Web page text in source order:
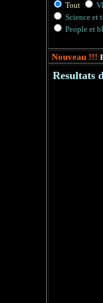
Tout
Science et
People et
Nouveau !!!
Resultats